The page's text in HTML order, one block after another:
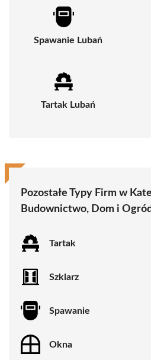
Spawanie Lubań
Tartak Lubań
Pozostałe Typy Firm w
Budownictwo, Dom i Ogród
Tartak
Szklarz
Spawanie
Okna